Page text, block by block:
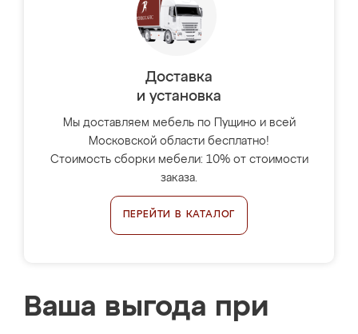
Доставка
и установка
Мы доставляем мебель по Пущино и всей
Московской области бесплатно!
Стоимость сборки мебели: 10% от стоимости
заказа.
ПЕРЕЙТИ В КАТАЛОГ
Ваша выгода при